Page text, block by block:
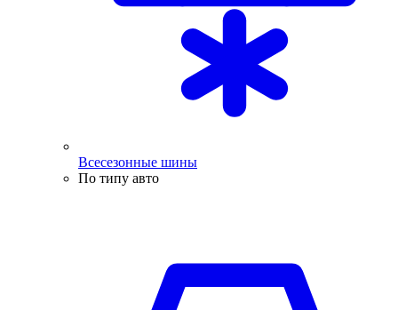
Всесезонные шины
По типу авто